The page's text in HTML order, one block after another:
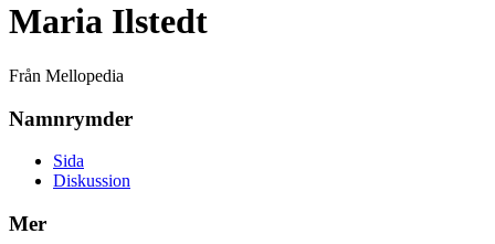
Maria Ilstedt
Från Mellopedia
Namnrymder
Sida
Diskussion
Mer